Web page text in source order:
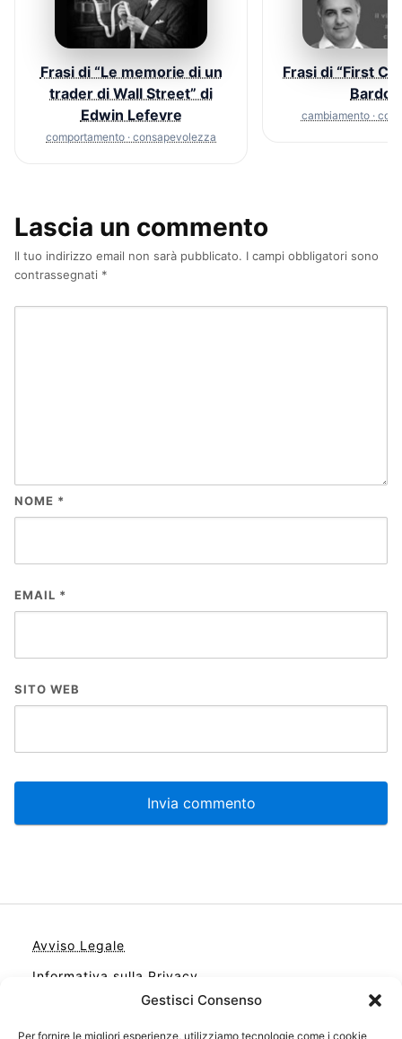
Gestisci Consenso
Per fornire le migliori esperienze, utilizziamo tecnologie come i cookie
Frasi di “Le memorie di un
trader di Wall Street” di
Edwin Lefevre
comportamento · consapevolezza
Frasi di “First
cambiamento ·
Lascia un commento
Il tuo indirizzo email non sarà pubblicato. I campi obbligatori sono
contrassegnati *
NOME *
EMAIL *
SITO WEB
Avviso Legale
Informativa sulla Privacy